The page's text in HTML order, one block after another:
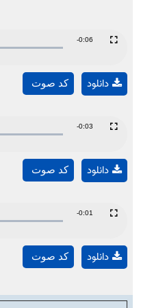
Remaining
-0:06
کد صوت دانلود
Remaining
-0:03
کد صوت دانلود
Remaining
-0:01
کد صوت دانلود